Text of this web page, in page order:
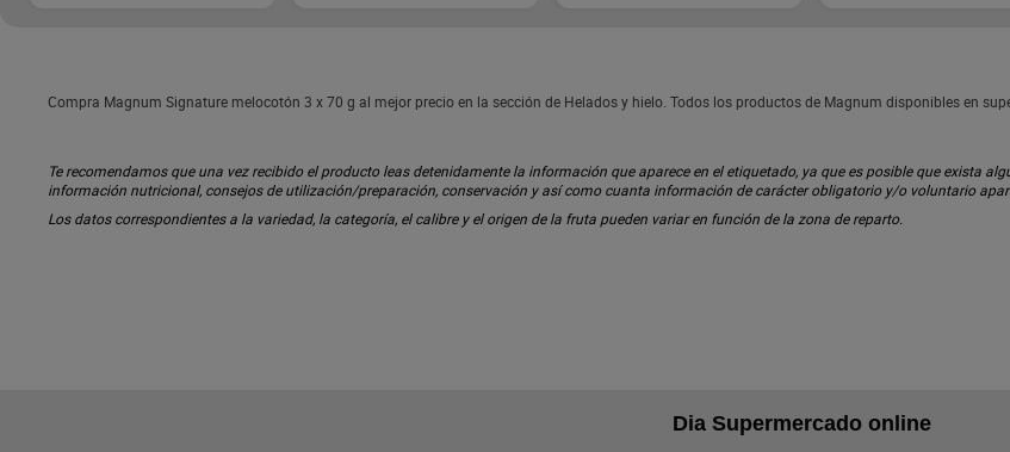
Compra Magnum Signature melocotón 3 x 70 g al mejor precio en la sección de Helados y hielo. Todos los productos de Magnum disponibles en
Te recomendamos que una vez recibido el producto leas detenidamente la información que aparece en el etiquetado, ya que es posible que exista
información nutricional, consejos de utilización/preparación, conservación y así como cuanta información de carácter obligatorio y/o voluntario
Los datos correspondientes a la variedad, la categoría, el calibre y el origen de la fruta pueden variar en función de la zona de reparto.
Dia Supermercado online